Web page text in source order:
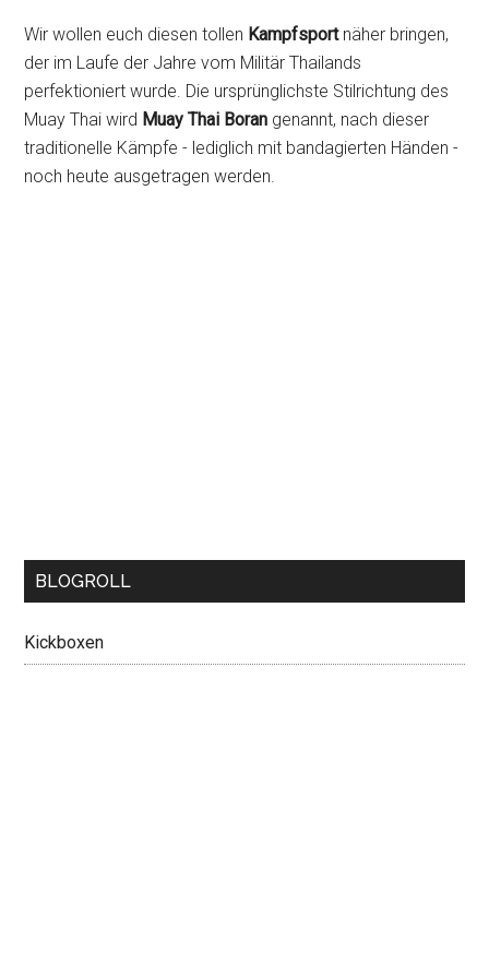
Wir wollen euch diesen tollen Kampfsportnäher bringen,
der im Laufe der Jahre vom Militär Thailands
perfektioniert wurde. Die ursprünglichste Stilrichtung des
Muay Thai wird Muay Thai Boran genannt, nach dieser
traditionelle Kämpfe - lediglich mit bandagierten Händen -
noch heute ausgetragen werden.
BLOGROLL
Kickboxen